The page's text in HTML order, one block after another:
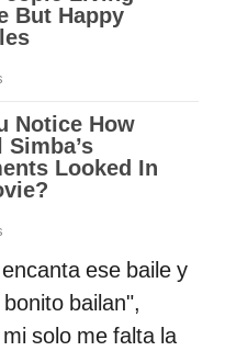
ese baile y
bailan",
solo me falta la